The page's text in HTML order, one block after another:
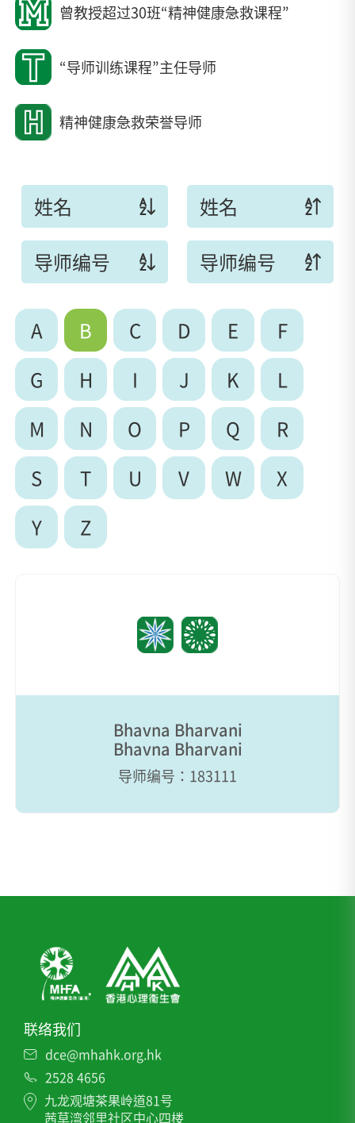
曾教授超过30班“精神健康急救课程”
“导师训练课程”主任导师
精神健康急救荣誉导师
姓名
姓名
导师编号
导师编号
A B C D E
F
G
H I J K
L
M
N O P Q
R
S
T U V W
X
Y
Z
Bhavna Bharvani
Bhavna Bharvani
导师编号：183111
联络我们
dce@mhahk.org.hk
2528 4656
九龙观塘茶果岭道81号
茜草湾邻里社区中心四楼